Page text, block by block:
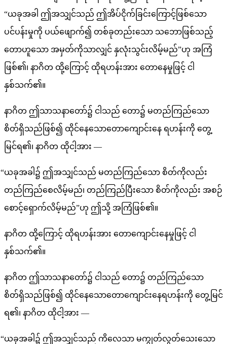
“ယခုအခါ ဤအသျှင်သည် ဤအိပ်ငိုက်ခြင်းကြောင့်ဖြစ်သော
ပင်ပန်းမှုကို ပယ်ဖျောက်၍ တစ်ခုတည်းသော သဘောဖြစ်သည့်
တောဟူသော အမှတ်ကိုသာလျှင် နှလုံးသွင်းလိမ့်မည်”ဟု အကြံ
ဖြစ်၏၊ နာဂိတ ထို့ကြောင့် ထိုရဟန်းအား တောနေမှုဖြင့် ငါ
နှစ်သက်၏။
နာဂိတ ဤသာသနာတော်၌ ငါသည် တော၌ မတည်ကြည်သော
စိတ်ရှိသည်ဖြစ်၍ ထိုင်နေသောတောကျောင်းနေ ရဟန်းကို တွေ့
မြင်ရ၏၊ နာဂိတ ထိုငါ့အား —
“ယခုအခါ၌ ဤအသျှင်သည် မတည်ကြည်သော စိတ်ကိုလည်း
တည်ကြည်စေလိမ့်မည်၊ တည်ကြည်ပြီးသော စိတ်ကိုလည်း အစဉ်
စောင့်ရှောက်လိမ့်မည်”ဟု ဤသို့ အကြံဖြစ်၏။
နာဂိတ ထို့ကြောင့် ထိုရဟန်းအား တောကျောင်းနေမှုဖြင့် ငါ
နှစ်သက်၏။
နာဂိတ ဤသာသနာတော်၌ ငါသည် တော၌ တည်ကြည်သော
စိတ်ရှိသည်ဖြစ်၍ ထိုင်နေသောတောကျောင်းနေရဟန်းကို တွေ့မြင်
ရ၏၊ နာဂိတ ထိုငါ့အား —
“ယခုအခါ၌ ဤအသျှင်သည် ကိလေသာ မကျွတ်လွတ်သေးသော